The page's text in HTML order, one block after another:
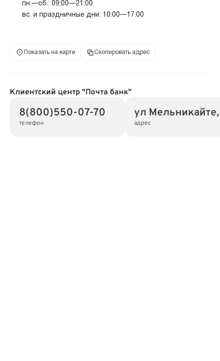
пн.—сб.: 09:00—21:00
вс. и праздничные дни: 10:00—17:00
Показать на карте Скопировать адрес
Клиентский центр "Почта банк"
8(800)550-07-70
телефон
ул
адрес